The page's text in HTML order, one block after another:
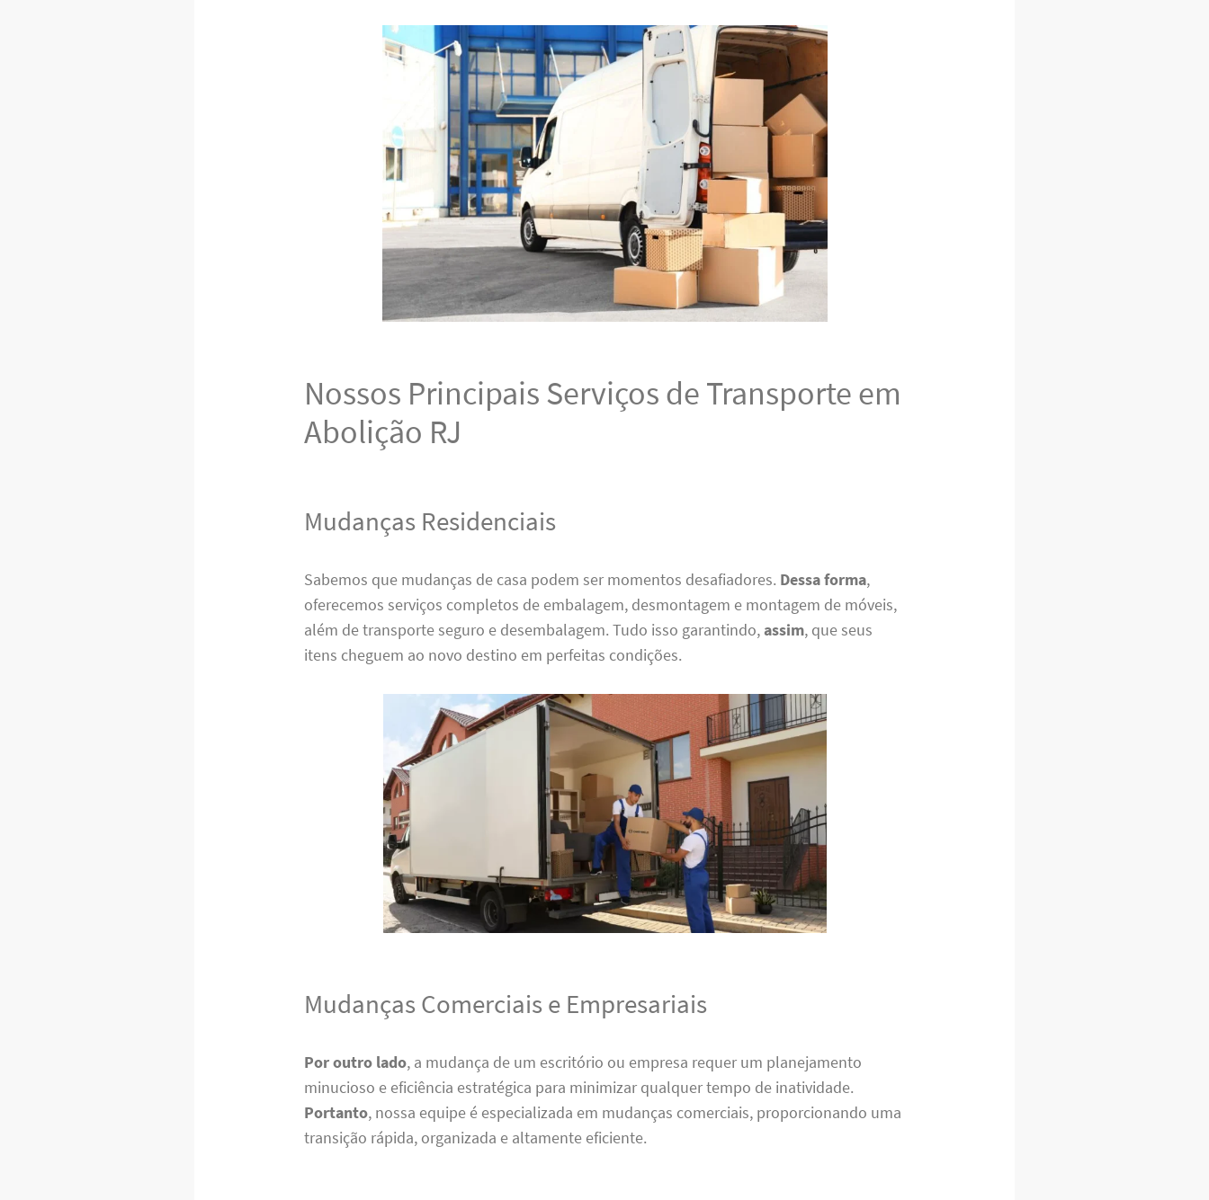
Nossos Principais Serviços de Transporte em
Abolição RJ
Mudanças Residenciais
Sabemos que mudanças de casa podem ser momentos desafiadores. Dessa forma,
oferecemos serviços completos de embalagem, desmontagem e montagem de móveis,
além de transporte seguro e desembalagem. Tudo isso garantindo,assim, que seus
itens cheguem ao novo destino em perfeitas condições.
Mudanças Comerciais e Empresariais
Por outro lado, a mudança de um escritório ou empresa requer um planejamento
minucioso e eficiência estratégica para minimizar qualquer tempo de inatividade.
Portanto, nossa equipe é especializada em mudanças comerciais, proporcionando uma
transição rápida, organizada e altamente eficiente.